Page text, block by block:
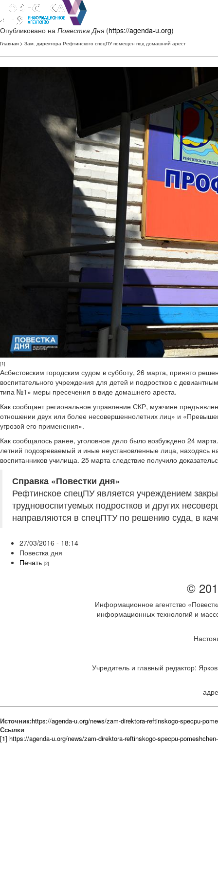
Опубликовано на Повестка Дня (https://agenda-u.org)
Главная > Зам. директора Рефтинского спецПУ помещен под домашний арест
[1]
Асбестовским городским судом в субботу, 26 марта, принято
воспитательного учреждения для детей и подростков с
типа №1» меры пресечения в виде домашнего ареста.
Как сообщает региональное управление СКР, мужчине
отношении двух или более несовершеннолетних лиц» и
угрозой его применения».
Как сообщалось ранее, уголовное дело было возбуждено 24
летний подозреваемый и иные неустановленные лица, находясь
воспитанников училища. 25 марта следствие получило
Справка «Повестки дня»
Рефтинское спецПУ является учреждением
трудновоспитуемых подростков и других
направляются в спецПТУ по решению суда, в
27/03/2016 - 18:14
Повестка дня
Печать [2]
©
Информационное агентство
информационных технологий и
Учредитель и главный редактор:
Источник:https://agenda-u.org/news/zam-direktora-reftinskogo-specpu-
Ссылки
[1] https://agenda-u.org/news/zam-direktora-reftinskogo-specpu-